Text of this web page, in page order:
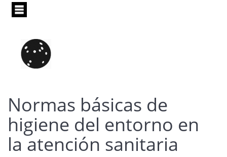
Pasar
principal
Normas básicas de
higiene del entorno en
la atención sanitaria